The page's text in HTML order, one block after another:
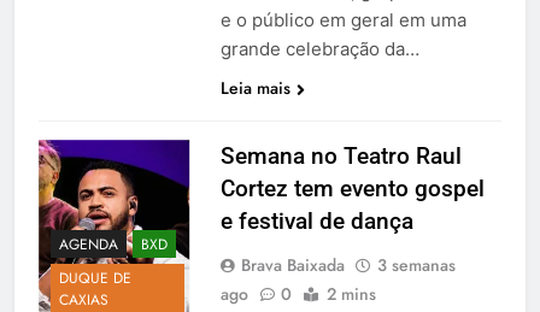
e o público em geral em uma
grande celebração da…
Leia mais
AGENDA
BXD
DUQUE DE
CAXIAS
Semana no Teatro Raul
Cortez tem evento gospel
e festival de dança
Brava Baixada
3 semanas
ago
0 2 mins